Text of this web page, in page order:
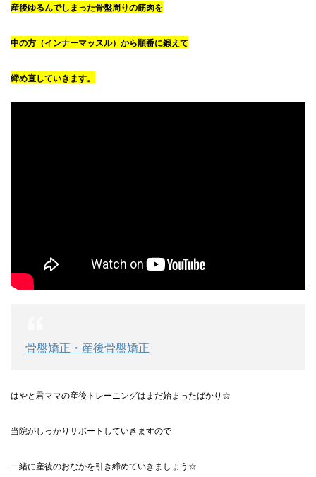
産後ゆるんでしまった骨盤周りの筋肉を
中の方（インナーマッスル）から順番に鍛えて
締め直していきます。
骨盤矯正・産後骨盤矯正
はやと君ママの産後トレーニングはまだ始まったばかり☆
当院がしっかりサポートしていきますので
一緒に産後のおなかを引き締めていきましょう☆